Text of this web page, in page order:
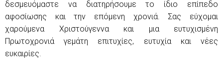
δεσμευόμαστε να διατηρήσουμε το ίδιο επίπεδο
αφοσίωσης και την επόμενη χρονιά. Σας εύχομαι
χαρούμενα Χριστούγεννα και μια ευτυχισμένη
Πρωτοχρονιά γεμάτη επιτυχίες, ευτυχία και νέες
ευκαιρίες.